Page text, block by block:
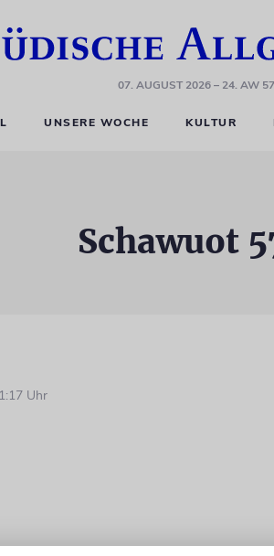
07. AUGUST 2026– 24. AW
UNSERE WOCHE KULTUR
Schawuot
Uhr